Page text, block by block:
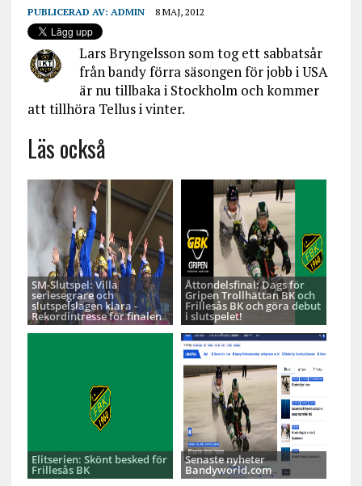
PUBLICERAD AV: ADMIN 8 MAJ, 2012
Lars Bryngelsson som tog ett sabbatsår
från bandy förra säsongen för jobb i USA
är nu tillbaka i Stockholm och kommer
att tillhöra Tellus i vinter.
Läs också
SM-Slutspel: Villa
seriesegrare och
slutspelslagen klara -
Rekordintresse för finalen
Åttondelsfinal: Dags för
Gripen Trollhättan BK och
Frillesås BK och göra debut
i slutspelet!
Elitserien: Skönt besked för
Frillesås BK
Senaste nyheter
Bandyworld.com